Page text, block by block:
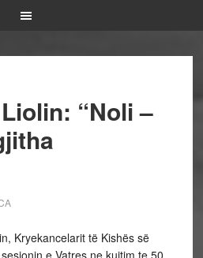
“Noli –
Kryekancelarit të Kishës së
e Vatres ne kujtim te 50